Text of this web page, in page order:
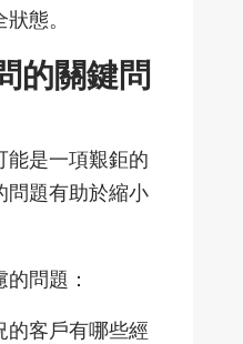
態。
的關鍵問
能是一項艱鉅的
問題有助於縮小
問題：
的客戶有哪些經